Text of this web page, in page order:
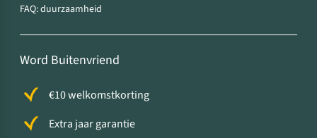
FAQ: duurzaamheid
Word Buitenvriend
€10 welkomstkorting
Extra jaar garantie